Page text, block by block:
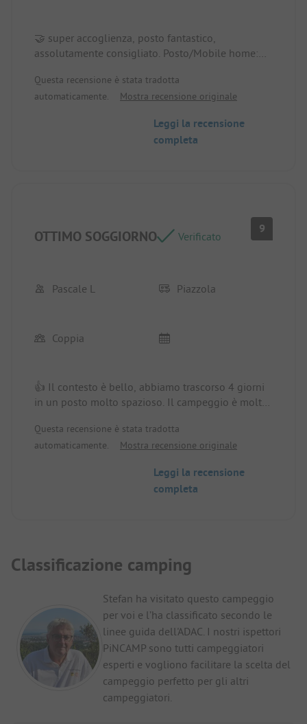
🤝 super accoglienza, posto fantastico,
assolutamente consigliato. Posto/Mobile home:
Questa recensione è stata tradotta
automaticamente.
Mostra recensione originale
Leggi la recensione
completa
OTTIMO SOGGIORNO Verificato
9
Pascale L Piazzola
Coppia
👍 Il contesto è bello, abbiamo trascorso 4 giorni
in un posto molto spazioso. Il campeggio è molto
molto puliti. Tutto in prossimità delle piste ciclabili
che partono dall'uscita del campeggio e ci
Alloggio in affitto: Posto spazioso.
Questa recensione è stata tradotta
automaticamente.
Mostra recensione originale
Leggi la recensione
completa
Classificazione camping
Stefan ha visitato questo campeggio
per voi e l’ha classificato secondo le
linee guida dell'ADAC. I nostri ispettori
PiNCAMP sono tutti campeggiatori
esperti e vogliono facilitare la scelta del
campeggio perfetto per gli altri
campeggiatori.